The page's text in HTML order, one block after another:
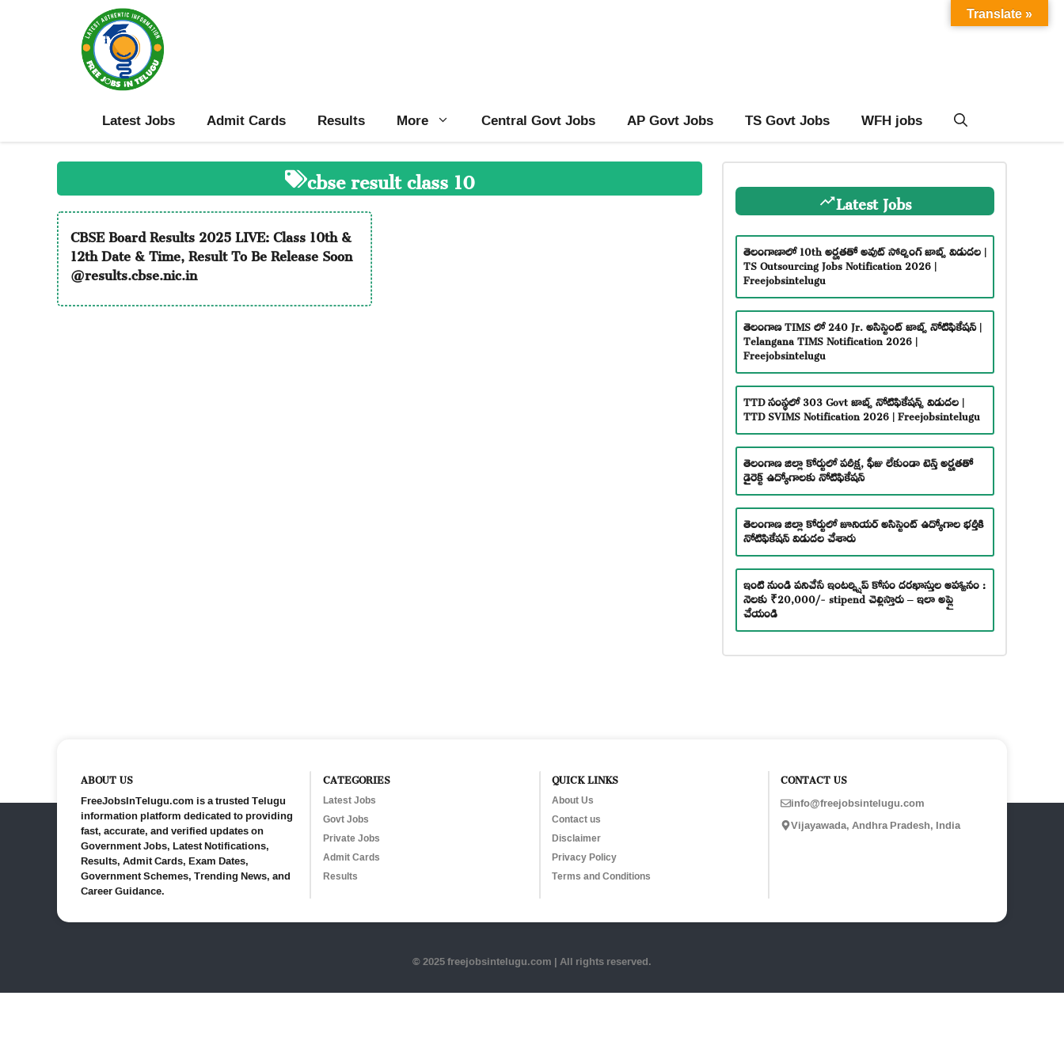
Latest Jobs Admit Cards Results More Central Govt Jobs AP Govt Jobs TS Govt Jobs WFH jobs
cbse result class 10
CBSE Board Results 2025 LIVE: Class 10th &
12th Date & Time, Result To Be Release Soon
@results.cbse.nic.in
Latest Jobs
తెలంగాణాలో 10th అర్హతతో అవుట్ సోర్సింగ్ జాబ్స్ విడుదల |
TS Outsourcing Jobs Notification 2026 |
Freejobsintelugu
తెలంగాణ TIMS లో 240 Jr. అసిస్టెంట్ జాబ్స్ నోటిఫికేషన్ |
Telangana TIMS Notification 2026 |
Freejobsintelugu
TTD సంస్థలో 303 Govt జాబ్స్ నోటిఫికేషన్స్ విడుదల |
TTD SVIMS Notification 2026 | Freejobsintelugu
తెలంగాణ జిల్లా కోర్టులో పరీక్ష, ఫీజు లేకుండా టెన్త్ అర్హతతో
డైరెక్ట్ ఉద్యోగాలకు నోటిఫికేషన్
తెలంగాణ జిల్లా కోర్టులో జూనియర్ అసిస్టెంట్ ఉద్యోగాల భర్తీకి
నోటిఫికేషన్ విడుదల చేశారు
ఇంటి నుండి పనిచేసే ఇంటర్న్షిప్ కోసం దరఖాస్తుల ఆహ్వానం :
నెలకు ₹20,000/- stipend చెల్లిస్తారు – ఇలా అప్లై
చేయండి
ABOUT US
FreeJobsInTelugu.com is a trusted Telugu
information platform dedicated to providing
fast, accurate, and verified updates on
Government Jobs, Latest Notifications,
Results, Admit Cards, Exam Dates,
Government Schemes, Trending News, and
Career Guidance.
CATEGORIES
Latest Jobs
Govt Jobs
Private Jobs
Admit Cards
Results
QUICK LINKS
About Us
Contact us
Disclaimer
Privacy Policy
Terms and Conditions
CONTACT US
info@freejobsintelugu.com
Vijayawada, Andhra Pradesh, India
© 2025 freejobsintelugu.com | All rights reserved.
Translate »